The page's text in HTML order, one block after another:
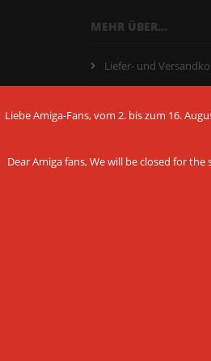
Liebe Amiga-Fans, vom 2. bis zum 16.
Dear Amiga fans, We will be closed for
MEHR ÜBER...
Liefer- und
Informationen zur
Vertrag widerrufen